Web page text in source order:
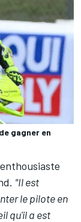
gagner en
"Il est
le pilote en
qu'il a est